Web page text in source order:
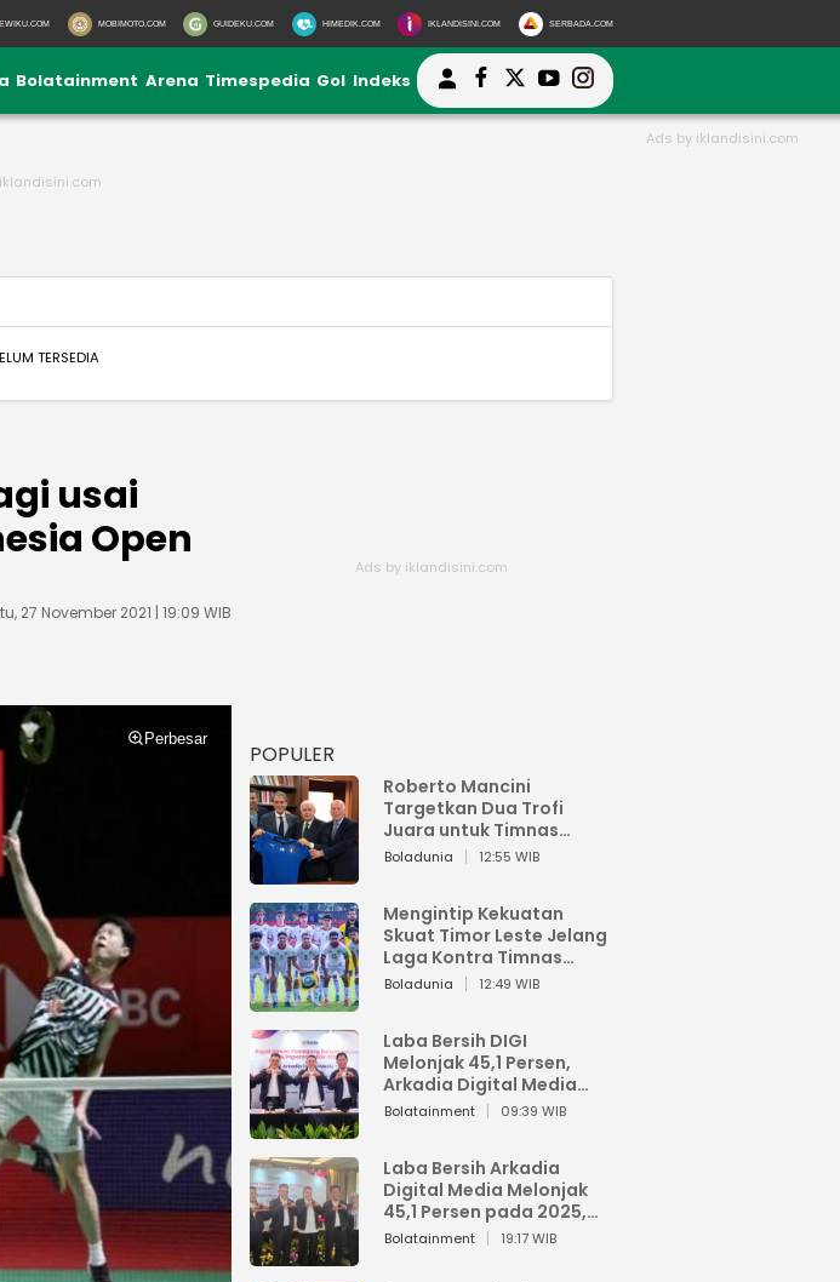
MOBIMOTO.COM GUIDEKU.COM HIMEDIK.COM IKLANDISINI.COM SERBADA.COM
Bolatainment Arena Timespedia Gol Indeks
TERSEDIA
usai
Open
27 November 2021 | 19:09 WIB
Perbesar
POPULER
Roberto Mancini
Targetkan Dua Trofi
Juara untuk Timnas
Italia
Boladunia 12:55 WIB
Mengintip Kekuatan
Skuat Timor Leste Jelang
Laga Kontra Timnas
Indonesia di Piala AFF
Boladunia 12:49 WIB
Laba Bersih DIGI
Melonjak 45,1 Persen,
Arkadia Digital Media
Perkuat Bisnis AI dan
Bolatainment 09:39 WIB
Laba Bersih Arkadia
Digital Media Melonjak
45,1 Persen pada 2025,
Sentuh Rp1,76 Miliar
Bolatainment 19:17 WIB